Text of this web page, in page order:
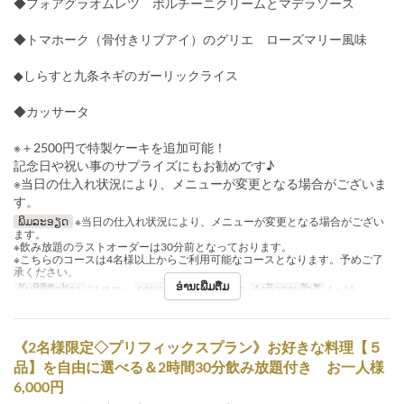
◆フォアグラオムレツ ポルチーニクリームとマデラソース
◆トマホーク（骨付きリブアイ）のグリエ ローズマリー風味
◆しらすと九条ネギのガーリックライス
◆カッサータ
※＋2500円で特製ケーキを追加可能！
記念日や祝い事のサプライズにもお勧めです♪
※当日の仕入れ状況により、メニューが変更となる場合がございま
す。
ພິມລະອຽດ ※当日の仕入れ状況により、メニューが変更となる場合がござい
ます。
※飲み放題のラストオーダーは30分前となっております。
※こちらのコースは4名様以上からご利用可能なコースとなります。予めご了
承ください。
ວັນທີທີ່ຖືກຕ້ອງ
01 ສ.ຫ ~ ຄາບອາຫານ ອາຫານຄ່ຳ ຈຳກັດການສັ່ງຊື້ 4 ~ 15
ອ່ານເພີ່ມຕື່ມ
《2名様限定◇プリフィックスプラン》お好きな料理【５
品】を自由に選べる＆2時間30分飲み放題付き お一人様
6,000円